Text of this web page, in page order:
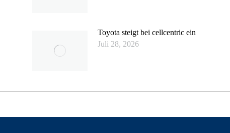
Toyota steigt bei cellcentric ein
Juli 28, 2026